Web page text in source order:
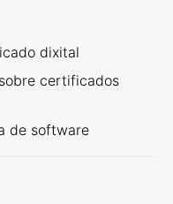
dixital
certificados
de software